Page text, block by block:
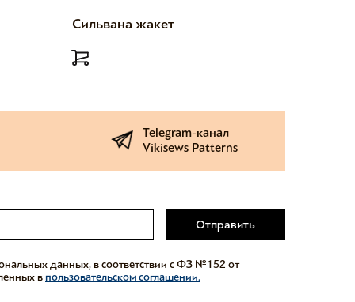
Сильвана жакет
Telegram-канал
Vikisews Patterns
Отправить
данных, в соответствии с ФЗ №152 от
впользовательском соглашении.